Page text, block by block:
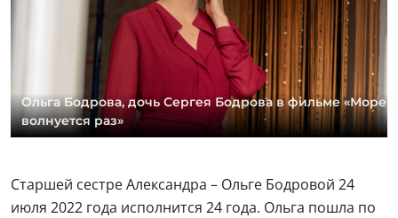
Ольга Бодрова, дочь Сергея Бодрова в фильме «Море
волнуется раз»
Старшей сестре Александра – Ольге Бодровой 24
июля 2022 года исполнится 24 года. Ольга пошла по